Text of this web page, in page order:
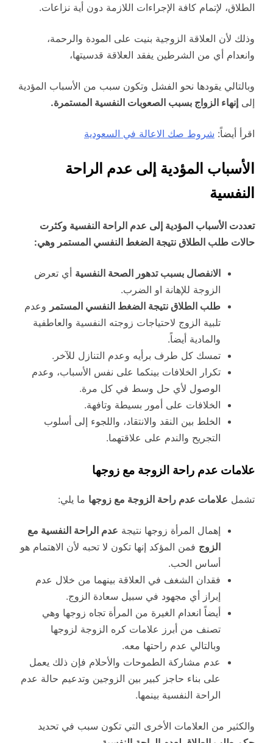
الطلاق، لإتمام كافة الإجراءات اللازمة دون أية نزاعات.
وذلك لأن العلاقة الزوجية بنيت على المودة والرحمة،
وانعدام أي من الشرطين يفقد العلاقة قدسيتها،
وبالتالي يقودها نحو الفشل وتكون سبب من الأسباب المؤدية
إلى إنهاء الزواج بسبب الصعوبات النفسية المستمرة.
اقرأ أيضاً: شروط صك الاعالة في السعودية
الأسباب المؤدية إلى عدم الراحة
النفسية
تعددت الأسباب المؤدية إلى عدم الراحة النفسية وكثرت
حالات طلب الطلاق نتيجة الضغط النفسي المستمر وهي:
الانفصال بسبب تدهور الصحة النفسية أي تعرض
الزوجة للإهانة او الضرب.
طلب الطلاق نتيجة الضغط النفسي المستمر وعدم
تلبية الزوج لاحتياجات زوجته النفسية والعاطفية
والمادية أيضاً.
تمسك كل طرف برأيه وعدم التنازل للآخر.
تكرار الخلافات بينكما على نفس الأسباب، وعدم
الوصول لأي حل وسط في كل مرة.
الخلافات على أمور بسيطة وتافهة.
الخلط بين النقد والانتقاد، واللجوء إلى أسلوب
التجريح والندم على علاقتهما.
علامات عدم راحة الزوجة مع زوجها
تشمل علامات عدم راحة الزوجة مع زوجها ما يلي:
إهمال المرأة زوجها نتيجة عدم الراحة النفسية مع
الزوج فمن المؤكد إنها تكون لا تحبه لأن الاهتمام هو
أساس الحب.
فقدان الشغف في العلاقة بينهما من خلال عدم
إبراز أي مجهود في سبيل سعادة الزوج.
أيضاً انعدام الغيرة من المرأة تجاه زوجها وهي
تصنف من أبرز علامات كره الزوجة لزوجها
وبالتالي عدم راحتها معه.
عدم مشاركة الطموحات والأحلام فإن ذلك يعمل
على بناء حاجز كبير بين الزوجين وتدعيم حالة عدم
الراحة النفسية بينمها.
والكثير من العلامات الأخرى التي تكون سبب في تحديد